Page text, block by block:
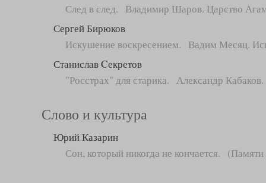
След в след. Владимир Шаров. Царство
Сергей Бирюков
Искушение воскресением. Вадим Месяц.
Станислав Cекретов
"Росстрах" для старика. Александр
Слово и культура
Юрий Казарин
Сон, который никогда не кончается.